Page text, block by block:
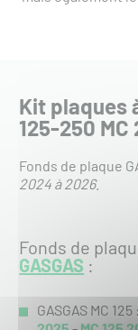
Kit plaques
125-250
Fonds de plaque
2024 à 2026.
Fonds de
GASGAS :
GASGAS MC 125 :